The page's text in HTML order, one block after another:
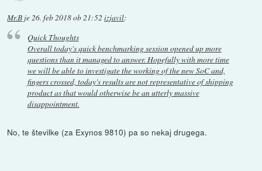
Mr.B je26. feb 2018 ob 21:52 izjavil:
Quick Thoughts
Overall today's quick benchmarking session opened up more
questions than it managed to answer. Hopefully with more time
we will be able to investigate the working of the new SoC and,
fingers crossed, today's results are not representative of shipping
product as that would otherwise be an utterly massive
disappointment.
No, te številke (za Exynos 9810) pa so nekaj drugega.